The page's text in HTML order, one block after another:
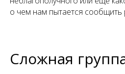
о чем нам пытается сообщить
Сложная